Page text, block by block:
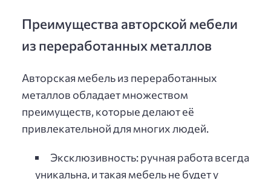
Преимущества авторской мебели
из переработанных металлов
Авторская мебель из переработанных
металлов обладает множеством
преимуществ, которые делают её
привлекательной для многих людей.
Эксклюзивность: ручная работа всегда
уникальна, и такая мебель не будет у